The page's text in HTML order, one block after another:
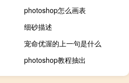
photoshop怎么画表
细砂描述
宠命优渥的上一句是什么
photoshop教程抽出